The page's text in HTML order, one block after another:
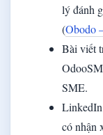
lý đánh
(Obodo
Bài viết
SME.
có nhận